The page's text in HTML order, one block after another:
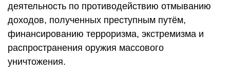
деятельность по противодействию отмыванию
доходов, полученных преступным путём,
финансированию терроризма, экстремизма и
распространения оружия массового
уничтожения.